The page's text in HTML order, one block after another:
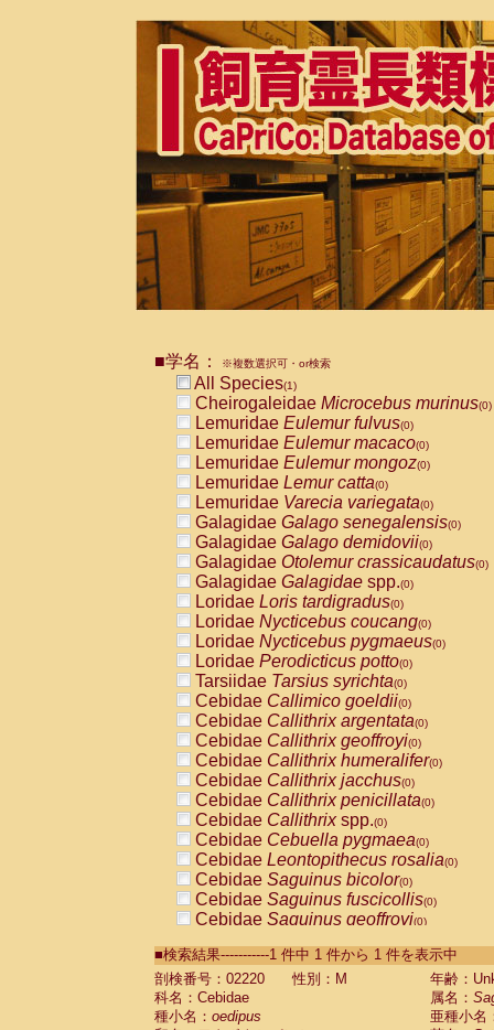
■学名： ※複数選択可・or検索
All Species(1)
Cheirogaleidae Microcebus murinus(0)
Lemuridae Eulemur fulvus(0)
Lemuridae Eulemur macaco(0)
Lemuridae Eulemur mongoz(0)
Lemuridae Lemur catta(0)
Lemuridae Varecia variegata(0)
Galagidae Galago senegalensis(0)
Galagidae Galago demidovii(0)
Galagidae Otolemur crassicaudatus(0)
Galagidae Galagidae spp.(0)
Loridae Loris tardigradus(0)
Loridae Nycticebus coucang(0)
Loridae Nycticebus pygmaeus(0)
Loridae Perodicticus potto(0)
Tarsiidae Tarsius syrichta(0)
Cebidae Callimico goeldii(0)
Cebidae Callithrix argentata(0)
Cebidae Callithrix geoffroyi(0)
Cebidae Callithrix humeralifer(0)
Cebidae Callithrix jacchus(0)
Cebidae Callithrix penicillata(0)
Cebidae Callithrixspp.(0)
Cebidae Cebuella pygmaea(0)
Cebidae Leontopithecus rosalia(0)
Cebidae Saguinus bicolor(0)
Cebidae Saguinus fuscicollis(0)
Cebidae Saguinus geoffroyi(0)
CebidaeSaguinus labiatus(0)
Cebidae Saguinus leucopus (0)
Cebidae
Cebidae
■検索結果-----------1 件中 1 件から 1 件を表示中
剖検番号：02220
性別：M
年齢：
科名：Cebidae
属名：
種小名： oedipus
亜種小名